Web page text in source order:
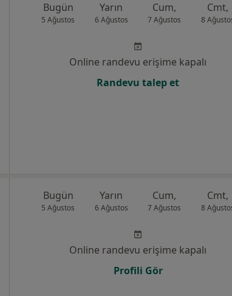
Bugün
5 Ağustos
Yarın
6 Ağustos
Cum,
7 Ağustos
Cmt,
8
Online randevu erişime kapalı
Randevu talep et
Bugün
5 Ağustos
Yarın
6 Ağustos
Cum,
7 Ağustos
Cmt,
8
Online randevu erişime kapalı
Profili Gör